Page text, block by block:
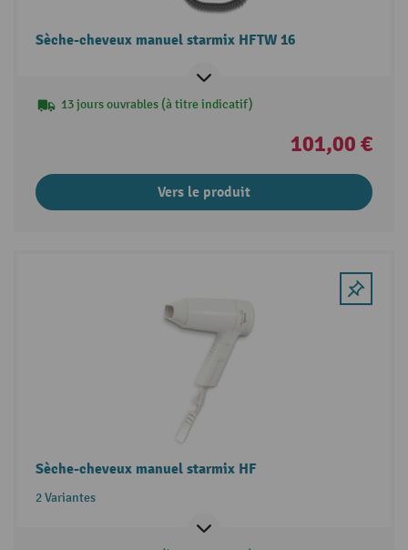
Sèche-cheveux manuel starmix HFTW 16
13 jours ouvrables (à titre indicatif)
101,00 €
Vers le produit
Sèche-cheveux manuel starmix HF
2 Variantes